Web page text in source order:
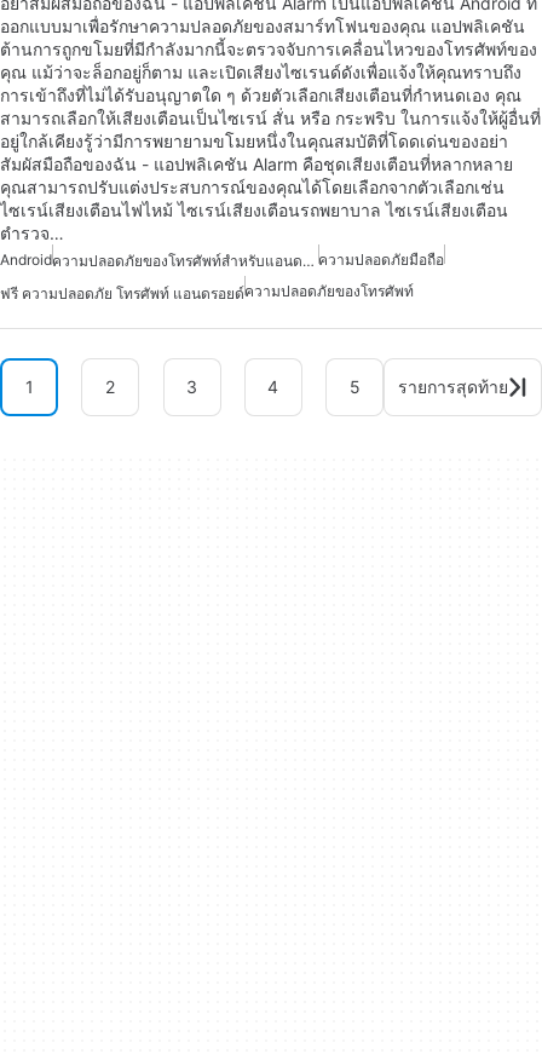
ออกแบบมาเพื่อรักษาความปลอดภัยของสมาร์ทโฟนของคุณ แอปพลิเคชัน
ต้านการถูกขโมยที่มีกำลังมากนี้จะตรวจจับการเคลื่อนไหวของโทรศัพท์ของ
คุณ แม้ว่าจะล็อกอยู่ก็ตาม และเปิดเสียงไซเรนด์ดังเพื่อแจ้งให้คุณทราบถึง
การเข้าถึงที่ไม่ได้รับอนุญาตใด ๆ ด้วยตัวเลือกเสียงเตือนที่กำหนดเอง คุณ
สามารถเลือกให้เสียงเตือนเป็นไซเรน์ สั่น หรือ กระพริบ ในการแจ้งให้ผู้อื่นที่
อยู่ใกล้เคียงรู้ว่ามีการพยายามขโมยหนึ่งในคุณสมบัติที่โดดเด่นของอย่า
สัมผัสมือถือของฉัน - แอปพลิเคชัน Alarm คือชุดเสียงเตือนที่หลากหลาย
คุณสามารถปรับแต่งประสบการณ์ของคุณได้โดยเลือกจากตัวเลือกเช่น
ไซเรน์เสียงเตือนไฟไหม้ ไซเรน์เสียงเตือนรถพยาบาล ไซเรน์เสียงเตือน
ตำรวจ…
Android ความปลอดภัยของโทรศัพท์สำหรับแอนดรอยด์ ความปลอดภัยมือถือ
ฟรี ความปลอดภัย โทรศัพท์ แอนดรอยด์ความปลอดภัยของโทรศัพท์
1 2 3 4 5 รายการสุดท้าย